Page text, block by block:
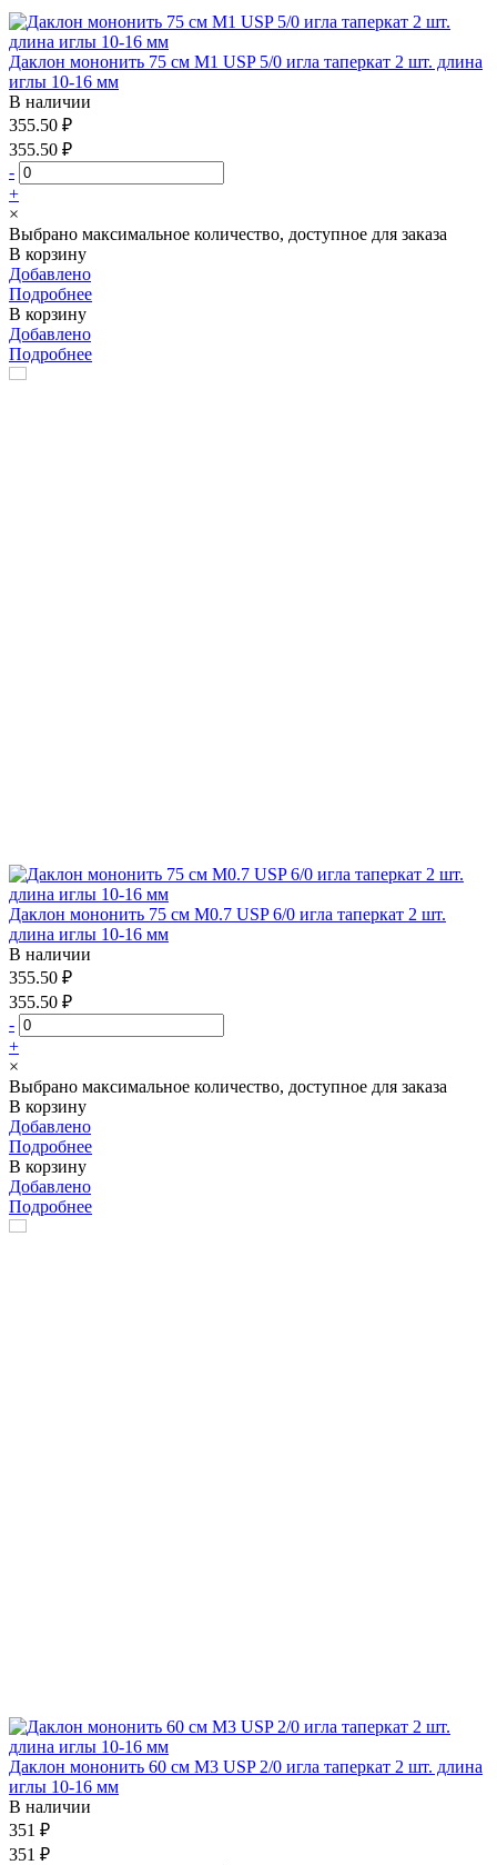
Даклон мононить 75 см М1 USP 5/0 игла таперкат 2 шт. длина
иглы 10-16 мм
В наличии
355.50 ₽
355.50 ₽
-
+
×
Выбрано максимальное количество, доступное для заказа
В корзину
Добавлено
Подробнее
В корзину
Добавлено
Подробнее
Даклон мононить 75 см М0.7 USP 6/0 игла таперкат 2 шт.
длина иглы 10-16 мм
В наличии
355.50 ₽
355.50 ₽
-
+
×
Выбрано максимальное количество, доступное для заказа
В корзину
Добавлено
Подробнее
В корзину
Добавлено
Подробнее
Даклон мононить 60 см М3 USP 2/0 игла таперкат 2 шт. длина
иглы 10-16 мм
В наличии
351 ₽
351 ₽